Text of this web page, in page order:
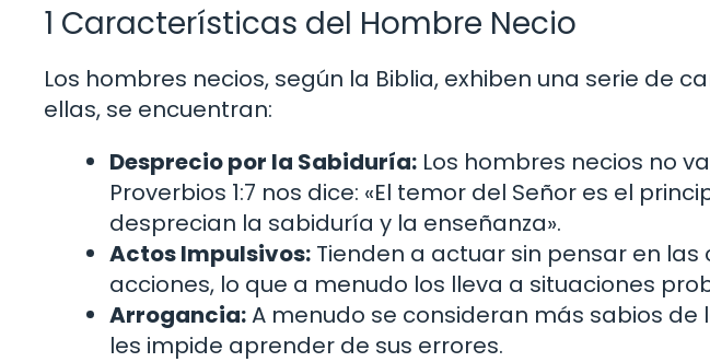
1 Características del Hombre Necio
Los hombres necios, según la Biblia, exhiben una serie de
ellas, se encuentran:
Desprecio por la Sabiduría: Los hombres necios no
Proverbios 1:7 nos dice: «El temor del Señor es el
desprecian la sabiduría y la enseñanza».
Actos Impulsivos: Tienden a actuar sin pensar en las
acciones, lo que a menudo los lleva a situaciones
Arrogancia:A menudo se consideran más sabios de
les impide aprender de sus errores.